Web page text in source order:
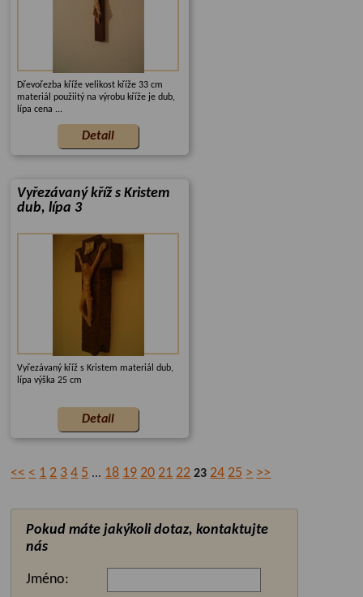
Dřevořezba kříže velikost kříže 33 cm
materiál použiitý na výrobu kříže je dub,
lípa cena ...
Vyřezávaný kříž s Kristem
dub, lípa 3
Vyřezávaný kříž s Kristem materiál dub,
lípa výška 25 cm
<< < 1 2 3 4 5 ... 18 19 20 21 22 23 24 25 > >>
Pokud máte jakýkoli dotaz, kontaktujte
nás
Jméno: